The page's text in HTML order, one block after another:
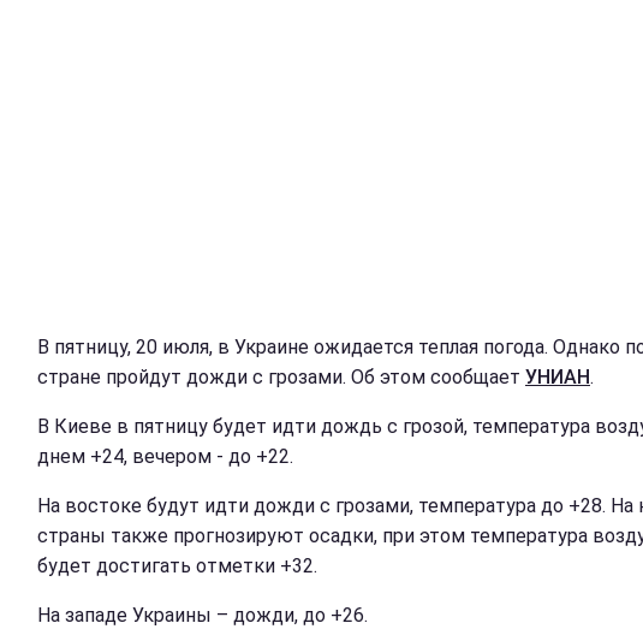
В пятницу, 20 июля, в Украине ожидается теплая погода. Однако
стране пройдут дожди с грозами. Об этом сообщает УНИАН.
В Киеве в пятницу будет идти дождь с грозой, температура
днем +24, вечером - до +22.
На востоке будут идти дожди с грозами, температура до +28. На
страны также прогнозируют осадки, при этом температура
будет достигать отметки +32.
На западе Украины – дожди, до +26.